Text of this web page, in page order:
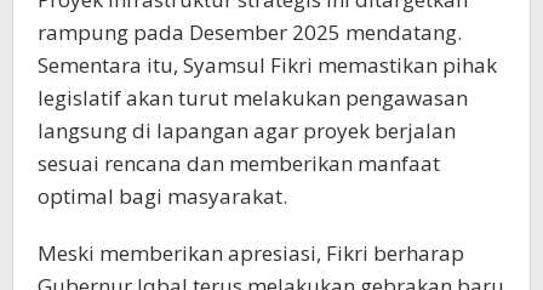
rampung pada Desember 2025 mendatang.
Sementara itu, Syamsul Fikri memastikan pihak
legislatif akan turut melakukan pengawasan
langsung di lapangan agar proyek berjalan
sesuai rencana dan memberikan manfaat
optimal bagi masyarakat.
Meski memberikan apresiasi, Fikri berharap